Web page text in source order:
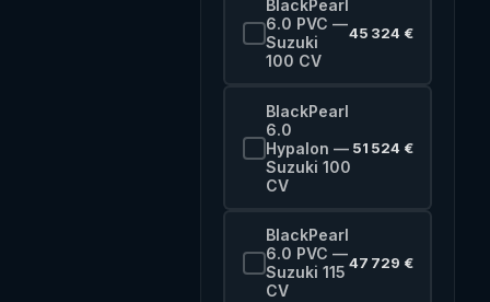
BlackPearl
6.0 PVC —
Suzuki
100 CV
45 324 €
BlackPearl
6.0
Hypalon —
Suzuki 100
CV
51 524 €
BlackPearl
6.0 PVC —
Suzuki 115
CV
47 729 €